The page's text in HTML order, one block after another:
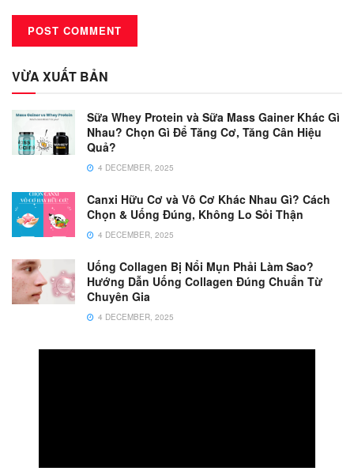
VỪA XUẤT BẢN
Sữa Whey Protein và Sữa Mass Gainer Khác Gì
Nhau? Chọn Gì Để Tăng Cơ, Tăng Cân Hiệu
Quả?
4 DECEMBER, 2025
Canxi Hữu Cơ và Vô Cơ Khác Nhau Gì? Cách
Chọn & Uống Đúng, Không Lo Sỏi Thận
4 DECEMBER, 2025
Uống Collagen Bị Nổi Mụn Phải Làm Sao?
Hướng Dẫn Uống Collagen Đúng Chuẩn Từ
Chuyên Gia
4 DECEMBER, 2025